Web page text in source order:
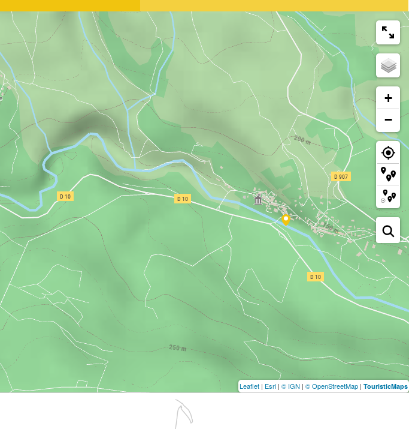
+
−
Leaflet | Esri | © IGN | © OpenStreetMap | TouristicMaps